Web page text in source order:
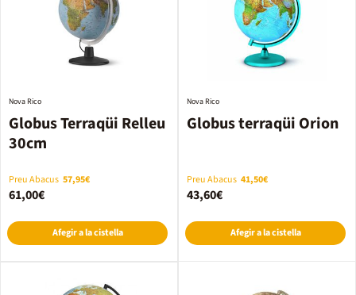
Globus Terraqüi Relleu
30cm
Nova Rico
Preu Abacus 57,95€
61,00€
Afegir a la cistella
Globus terraqüi Orion
Nova Rico
Preu Abacus 41,50€
43,60€
Afegir a la cistella